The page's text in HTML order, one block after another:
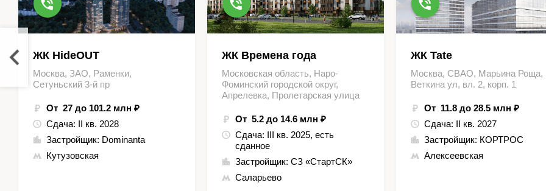
ЖК HideOUT
Москва, ЗАО, Раменки,
Сетуньский 3-й пр
От 27 до 101.2 млн ₽
Сдача: II кв. 2028
Застройщик: Dominanta
Кутузовская
ЖК Времена года
Московская область, Наро-
Фоминский городской округ,
Апрелевка, Пролетарская улица
От 5.2 до 14.6 млн ₽
Сдача: III кв. 2025, есть
сданное
Застройщик: СЗ «СтартСК»
Саларьево
ЖК Tate
Москва, СВАО, Марьина Роща,
Веткина ул, вл. 2, корп. 1
От 11.8 до 28.5 млн ₽
Сдача: II кв. 2027
Застройщик: КОРТРОС
Алексеевская